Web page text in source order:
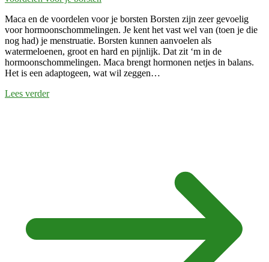
Maca en de voordelen voor je borsten Borsten zijn zeer gevoelig
voor hormoonschommelingen. Je kent het vast wel van (toen je die
nog had) je menstruatie. Borsten kunnen aanvoelen als
watermeloenen, groot en hard en pijnlijk. Dat zit ‘m in de
hormoonschommelingen. Maca brengt hormonen netjes in balans.
Het is een adaptogeen, wat wil zeggen…
Lees verder